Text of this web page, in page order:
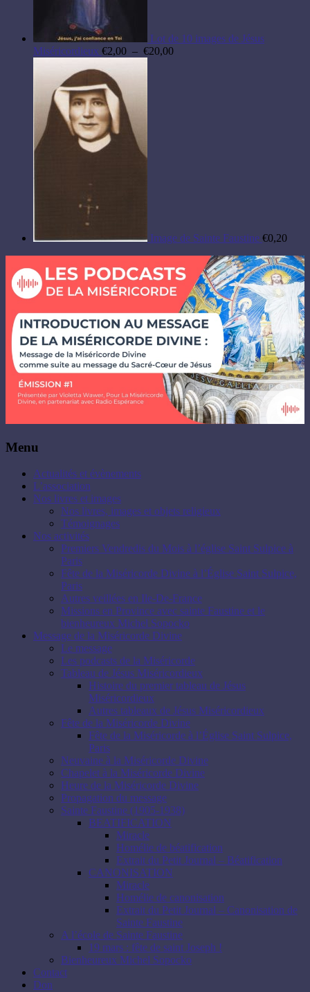
Lot de 10 images de Jésus
Miséricordieux €2,00 – €20,00Plage
Image de Sainte Faustine €0,20
Menu
Actualités et évènements
L’association
Nos livres et images
Nos livres, images et objets religieux
Témoignages
Nos activités
Premiers Vendredis du Mois à l’église Saint Sulpice à
Paris
Fête de la Miséricorde Divine à l’Église Saint Sulpice,
Paris
Autres veillées en Ile-De-France
Missions en Province avec sainte Faustine et le
bienheureux Michel Sopocko
Message de la Miséricorde Divine
Le message
Les podcasts de la Miséricorde
Tableau de Jésus Miséricordieux
Histoire du premier tableau de Jésus
Miséricordieux
Autres tableaux de Jésus Miséricordieux
Fête de la Miséricorde Divine
Fête de la Miséricorde à l’Église Saint Sulpice,
Paris
Neuvaine à la Miséricorde Divine
Chapelet à la Miséricorde Divine
Heure de la Miséricorde Divine
Propagation du message
Sainte Faustine (1905-1938)
BEATIFICATION
Miracle
Homélie de béatification
Extrait du Petit Journal – Béatification
CANONISATION
Miracle
Homélie de canonisation
Extrait du Petit Journal – Canonisation de
Sainte Faustine
A l’école de Sainte Faustine
19 mars : fête de saint Joseph !
Bienheureux Michel Sopocko
Contact
Don